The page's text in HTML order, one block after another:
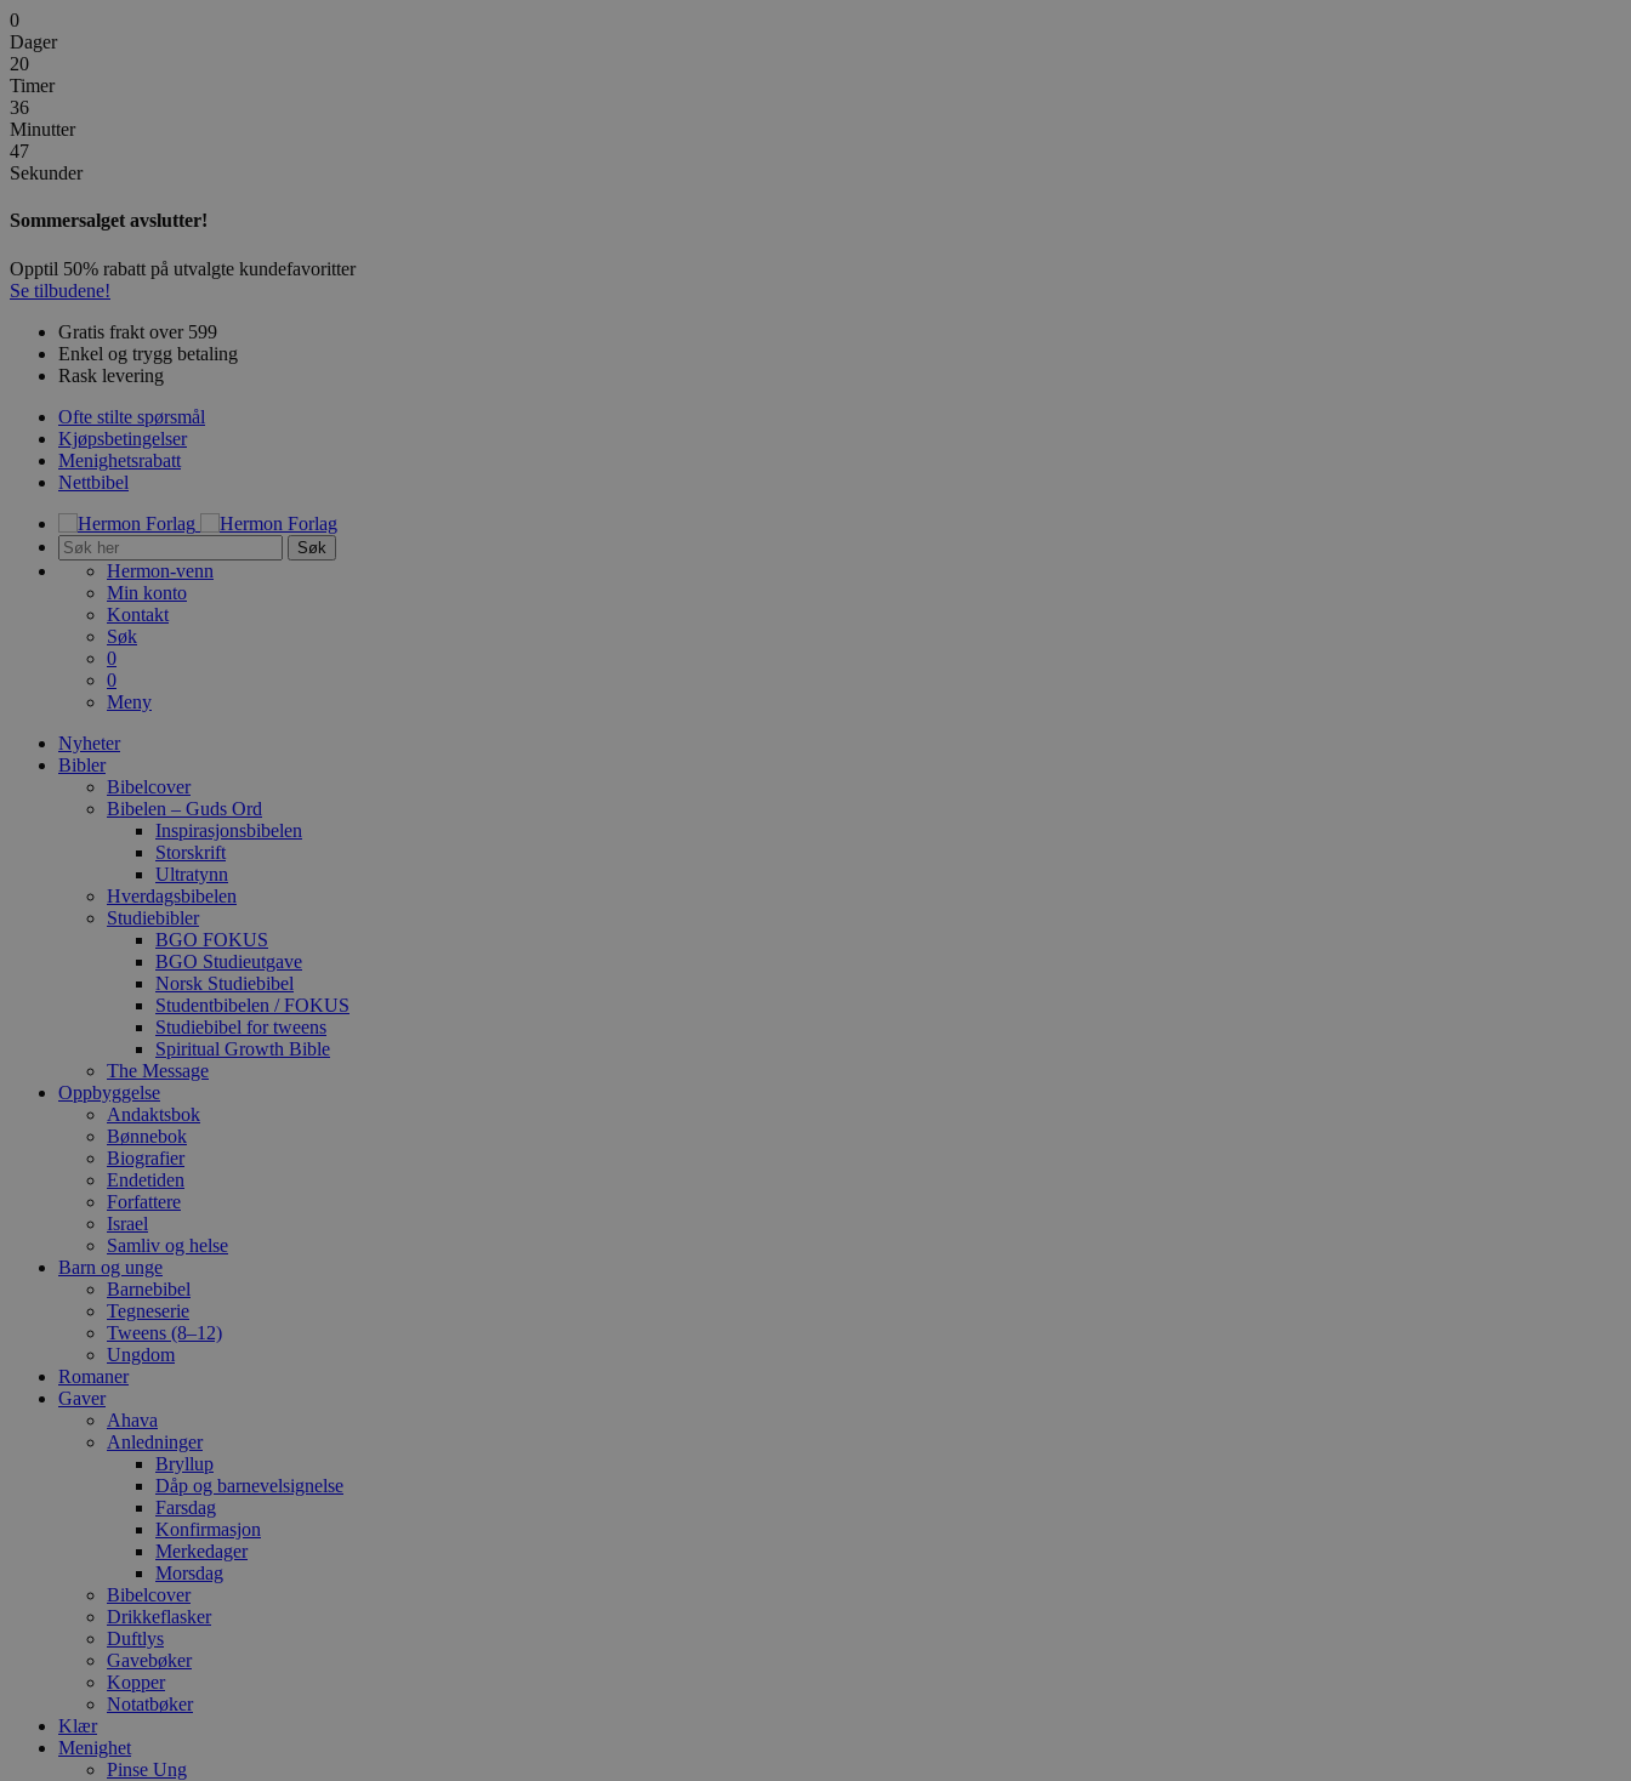
0
Dager
20
Timer
36
Minutter
47
Sekunder
Sommersalget avslutter!
Opptil 50% rabatt på utvalgte kundefavoritter
Se tilbudene!
Gratis frakt over 599
Enkel og trygg betaling
Rask levering
Ofte stilte spørsmål
Kjøpsbetingelser
Menighetsrabatt
Nettbibel
Søk
Hermon-venn
Min konto
Kontakt
Søk
0
0
Meny
Nyheter
Bibler
Bibelcover
Bibelen – Guds Ord
Inspirasjonsbibelen
Storskrift
Ultratynn
Hverdagsbibelen
Studiebibler
BGO FOKUS
BGO Studieutgave
Norsk Studiebibel
Studentbibelen / FOKUS
Studiebibel for tweens
Spiritual Growth Bible
The Message
Oppbyggelse
Andaktsbok
Bønnebok
Biografier
Endetiden
Forfattere
Israel
Samliv og helse
Barn og unge
Barnebibel
Tegneserie
Tweens (8–12)
Ungdom
Romaner
Gaver
Ahava
Anledninger
Bryllup
Dåp og barnevelsignelse
Farsdag
Konfirmasjon
Merkedager
Morsdag
Bibelcover
Drikkeflasker
Duftlys
Gavebøker
Kopper
Notatbøker
Klær
Menighet
Pinse Ung